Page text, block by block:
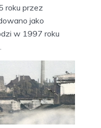
roku przez
jako
w 1997 roku